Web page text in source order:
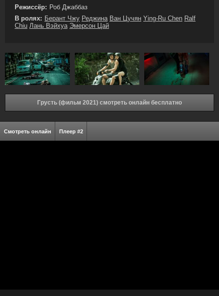
Режиссёр: Роб Джаббаз
В ролях: Берант Чжу Реджина Ван Цучян Ying-Ru Chen Ralf
Chiu Лань Вэйхуа Эмерсон Цай
Грусть (фильм 2021) смотреть онлайн бесплатно
Смотреть онлайн Плеер #2